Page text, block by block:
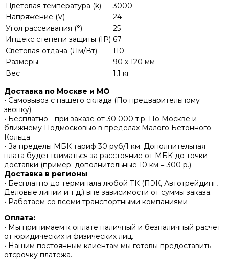
Цветовая температура (k)
3000
Напряжение (V)
24
Угол рассеивания (°)
25
Индекс степени защиты (IP) 67
Световая отдача (Лм/Вт)
110
Размеры
90 x 120 мм
Вес
1,1 кг
Доставка по Москве и МО
• Самовывоз с нашего склада (По предварительному
звонку)
• Бесплатно - при заказе от 30 000 т.р. По Москве и
ближнему Подмосковью в пределах Малого Бетонного
Кольца
• За пределы МБК тариф 30 руб/1 км. Дополнительная
плата будет взиматься за расстояние от МБК до точки
доставки (пример: дополнительные 10 км = 300 р.)
Доставка в регионы
• Бесплатно до терминала любой ТК (ПЭК, Автотрейдинг,
Деловые линии и т.д.) вне зависимости от суммы заказа.
• Работаем со всеми транспортными компаниями
Оплата:
• Мы принимаем к оплате наличный и безналичный расчет
от юридических и физических лиц.
• Нашим постоянным клиентам мы готовы предоставить
отсрочку платежа.